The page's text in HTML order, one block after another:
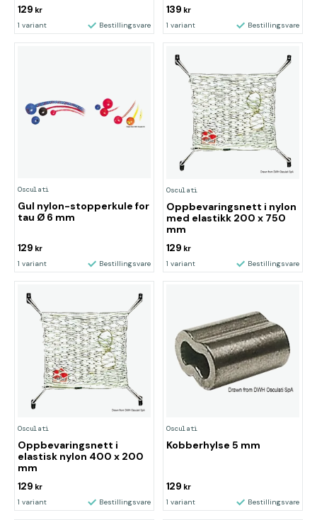
129 kr
1 variant Bestillingsvare
139 kr
1 variant Bestillingsvare
Osculati
Gul nylon-stopperkule for
tau Ø 6 mm
129 kr
1 variant Bestillingsvare
Osculati
Oppbevaringsnett i nylon
med elastikk 200 x 750
mm
129 kr
1 variant Bestillingsvare
Osculati
Oppbevaringsnett i
elastisk nylon 400 x 200
mm
129 kr
1 variant Bestillingsvare
Osculati
Kobberhylse 5 mm
129 kr
1 variant Bestillingsvare